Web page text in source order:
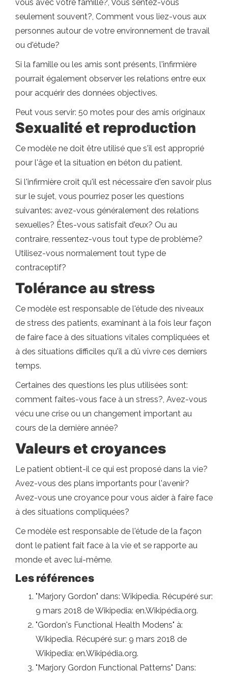
vous avec votre famille?, Vous sentez-vous
seulement souvent?, Comment vous liez-vous aux
personnes autour de votre environnement de travail
ou d'étude?
Si la famille ou les amis sont présents, l'infirmière
pourrait également observer les relations entre eux
pour acquérir des données objectives.
Peut vous servir: 50 motes pour des amis originaux
Sexualité et reproduction
Ce modèle ne doit être utilisé que s'il est approprié
pour l'âge et la situation en béton du patient.
Si l'infirmière croit qu'il est nécessaire d'en savoir plus
sur le sujet, vous pourriez poser les questions
suivantes: avez-vous généralement des relations
sexuelles? Êtes-vous satisfait d'eux? Ou au
contraire, ressentez-vous tout type de problème?
Utilisez-vous normalement tout type de
contraceptif?
Tolérance au stress
Ce modèle est responsable de l'étude des niveaux
de stress des patients, examinant à la fois leur façon
de faire face à des situations vitales compliquées et
à des situations difficiles qu'il a dû vivre ces derniers
temps.
Certaines des questions les plus utilisées sont:
comment faites-vous face à un stress?, Avez-vous
vécu une crise ou un changement important au
cours de la dernière année?
Valeurs et croyances
Le patient obtient-il ce qui est proposé dans la vie?
Avez-vous des plans importants pour l'avenir?
Avez-vous une croyance pour vous aider à faire face
à des situations compliquées?
Ce modèle est responsable de l'étude de la façon
dont le patient fait face à la vie et se rapporte au
monde et avec lui-même.
Les références
"Marjory Gordon" dans: Wikipedia. Récupéré sur:
9 mars 2018 de Wikipedia: en.Wikipédia.org.
"Gordon's Functional Health Modens" à:
Wikipedia. Récupéré sur: 9 mars 2018 de
Wikipedia: en.Wikipédia.org.
"Marjory Gordon Functional Patterns" Dans: